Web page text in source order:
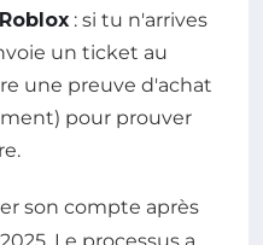
: si tu n'arrives
un ticket au
une preuve d'achat
pour prouver
son compte après